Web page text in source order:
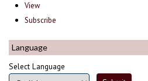
View
Subscribe
Language
Select Language